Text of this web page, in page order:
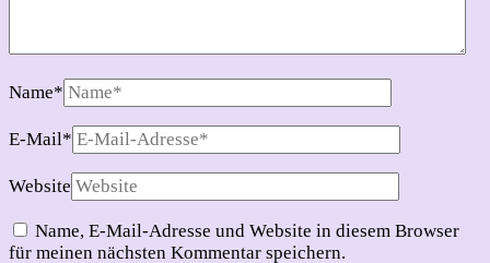
Name*
E-Mail*
Website
Name, E-Mail-Adresse und Website in diesem Browser
für meinen nächsten Kommentar speichern.